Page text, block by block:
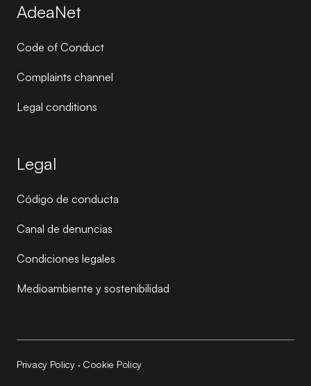
AdeaNet
Code of Conduct
Complaints channel
Legal conditions
Legal
Código de conducta
Canal de denuncias
Condiciones legales
Medioambiente y sostenibilidad
Privacy Policy· Cookie Policy